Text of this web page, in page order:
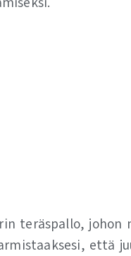
teräspallo, johon
että